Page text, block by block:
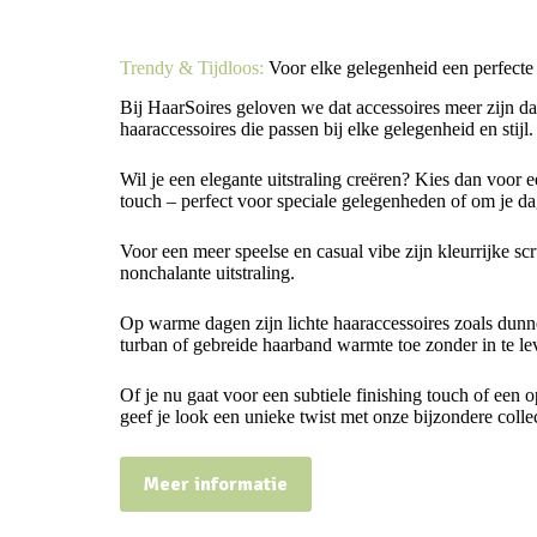
Trendy & Tijdloos: Voor elke gelegenheid een
Bij HaarSoires geloven we dat accessoires meer zijn
haaraccessoires die passen bij elke gelegenheid en stijl.
Wil je een elegante uitstraling creëren? Kies dan voor
touch – perfect voor speciale gelegenheden of om je
Voor een meer speelse en casual vibe zijn kleurrijke
nonchalante uitstraling.
Op warme dagen zijn lichte haaraccessoires zoals
turban of gebreide haarband warmte toe zonder in te
Of je nu gaat voor een subtiele finishing touch of een
geef je look een unieke twist met onze bijzondere
Meer informatie